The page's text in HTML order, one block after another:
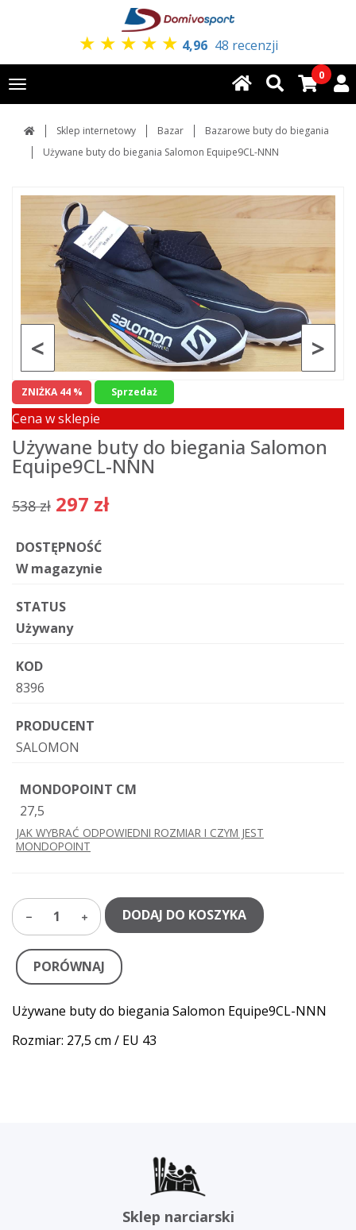
★ ★ ★ ★ ★ 4,96 48 recenzji
Toggle
navigation
0
Sklep internetowy Bazar
Bazarowe buty do biegania
Używane buty do biegania Salomon Equipe9CL-NNN
>
<
ZNIŻKA 44 % Sprzedaż
Cena w sklepie
Używane buty do biegania Salomon
Equipe9CL-NNN
538 zł 297 zł
DOSTĘPNOŚĆ
W magazynie
STATUS
Używany
KOD
8396
PRODUCENT
SALOMON
MONDOPOINT CM
27,5
JAK WYBRAĆ ODPOWIEDNI ROZMIAR I CZYM JEST
MONDOPOINT
1 DODAJ DO KOSZYKA
PORÓWNAJ
Używane buty do biegania Salomon Equipe9CL-NNN
Rozmiar: 27,5 cm / EU 43
Sklep narciarski